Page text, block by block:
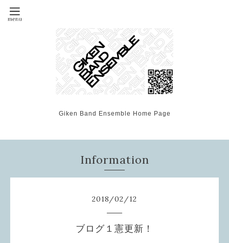
Giken Band Ensemble Home Page
Information
2018/02/12
ブログ１憲更新！